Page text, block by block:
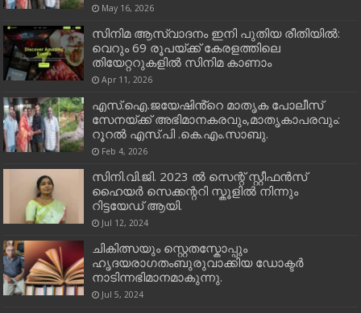
May 16, 2026
സിനിമ ആസ്വാദനം ഇനി പുതിയ രീതിയിൽ:
വെറും 69 രൂപയ്ക്ക് കേരളത്തിലെ
തിയേറ്ററുകളിൽ സിനിമ കാണാം
Apr 11, 2026
എസ്.ഐ.ജയേഷിൻ്റെ മാതൃക പോലീസ്
സേനയ്ക്ക് അഭിമാനകരവും,മാതൃകാപരവും:
റൂറൽ എസ്.പി .കെ.എം.സാബു.
Feb 4, 2026
സിനി.വി.ജി. 2023 ൽ സെന്റ് സ്റ്റീഫൻസ്
ഹൈയർ സെക്കന്ററി സ്കൂളിൽ നിന്നും
റിട്ടയേഡ് ആയി.
Jul 12, 2024
ചികിത്സയും സ്റ്റെതസ്കോപ്പും
ഹൃദയരാഗതംബുരുവാക്കിയ ഡോക്ടർ
നാടിന്നഭിമാനമാകുന്നു.
Jul 5, 2024